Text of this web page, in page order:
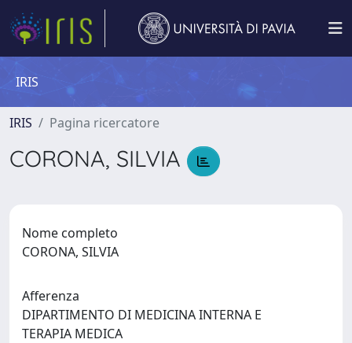
IRIS
IRIS Pagina ricercatore
CORONA, SILVIA
Nome completo
CORONA, SILVIA
Afferenza
DIPARTIMENTO DI MEDICINA INTERNA E
TERAPIA MEDICA